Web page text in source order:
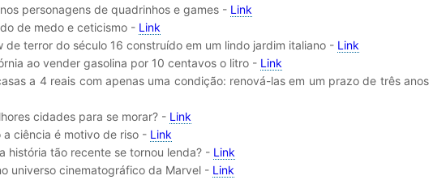
personagens de quadrinhos e games - Link
de medo e ceticismo - Link
de terror do século 16 construído em um lindo jardim italiano - Link
ao vender gasolina por 10 centavos o litro - Link
a 4 reais com apenas uma condição: renová-las em um prazo de três anos
cidades para se morar? - Link
ciência é motivo de riso - Link
história tão recente se tornou lenda? - Link
universo cinematográfico da Marvel - Link